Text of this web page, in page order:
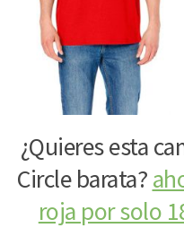
¿Quieres esta
Circle barata?
roja por solo